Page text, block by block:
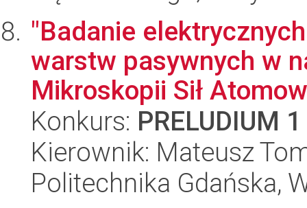
"Badanie
warstw pasywnych w
Mikroskopii Sił
Konkurs: PRELUDIUM 1
Kierownik: Mateusz
Politechnika Gdańska,